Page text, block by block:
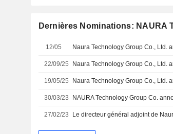
Dernières Nominations: NAURA
12/05
22/09/25
19/05/25
30/03/23
27/02/23 Le directeur général adjoint de